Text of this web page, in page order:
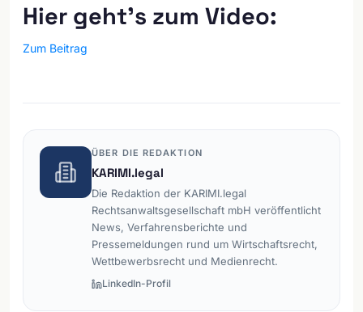
Hier geht's zum Video:
Zum Beitrag
ÜBER DIE REDAKTION
KARIMI.legal
Die Redaktion der KARIMI.legal
Rechtsanwaltsgesellschaft mbH veröffentlicht
News, Verfahrensberichte und
Pressemeldungen rund um Wirtschaftsrecht,
Wettbewerbsrecht und Medienrecht.
LinkedIn-Profil